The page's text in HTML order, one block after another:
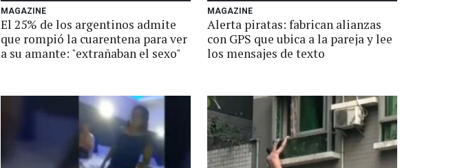
MAGAZINE
El 25% de los argentinos admite
que rompió la cuarentena para ver
a su amante: "extrañaban el sexo"
MAGAZINE
Alerta piratas: fabrican alianzas
con GPS que ubica a la pareja y lee
los mensajes de texto